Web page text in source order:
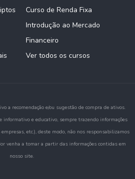
Curso de Renda Fixa
Introdução ao Mercado
Financeiro
Ver todos os cursos
a recomendação e/ou sugestão de compra de ativos.
informativo e educativo, sempre trazendo informações
etc.), deste modo, não nos responsabilizamos
venha a tomar a partir das informações contidas em
nosso site.